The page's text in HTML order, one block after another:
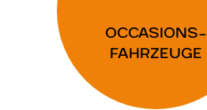
OCCASIONS-
FAHRZEUGE